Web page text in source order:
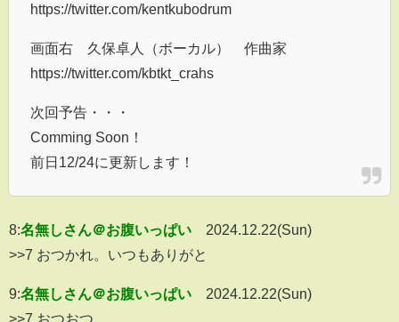
https://twitter.com/kentkubodrum
画面右 久保卓人（ボーカル） 作曲家
https://twitter.com/kbtkt_crahs
次回予告・・・
Comming Soon！
前日12/24に更新します！
8:名無しさん＠お腹いっぱい
2024.12.22(Sun)
>>7 おつかれ。いつもありがと
9:名無しさん＠お腹いっぱい
2024.12.22(Sun)
>>7 おつおつ